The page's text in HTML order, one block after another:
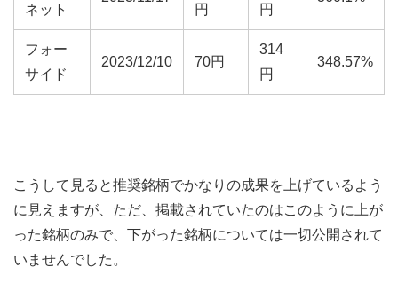
ネット
円
円
フォー
サイド
2023/12/10 70円
314
円
348.57%
こうして見ると推奨銘柄でかなりの成果を上げているよう
に見えますが、ただ、掲載されていたのはこのように上が
った銘柄のみで、下がった銘柄については一切公開されて
いませんでした。